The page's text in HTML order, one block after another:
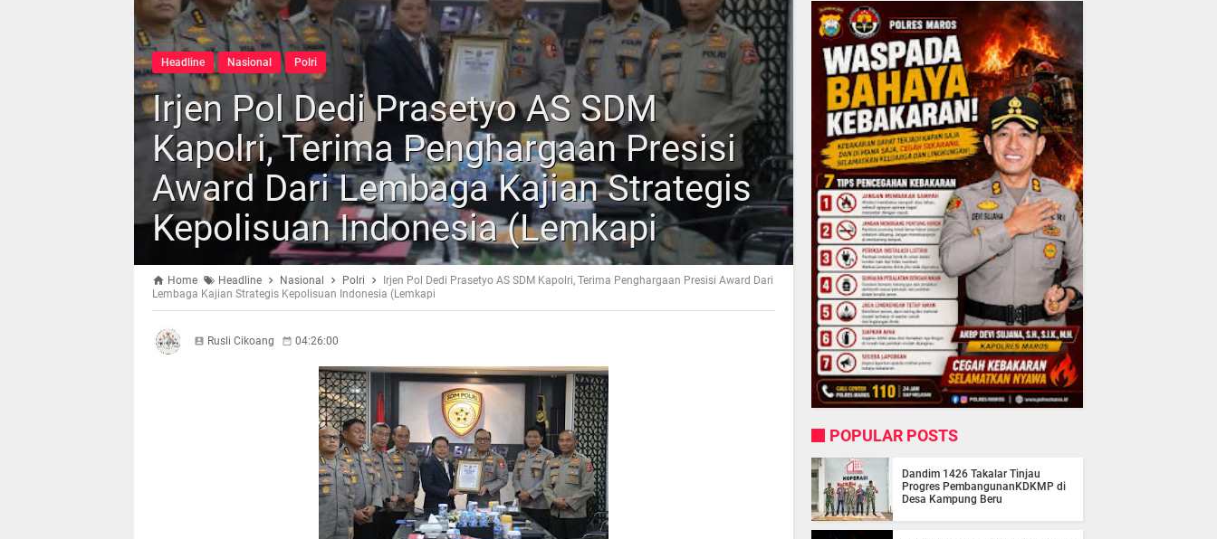
Headline Nasional Polri
Irjen Pol Dedi Prasetyo AS SDM
Kapolri, Terima Penghargaan Presisi
Award Dari Lembaga Kajian Strategis
Kepolisuan Indonesia (Lemkapi
Home Headline Nasional Polri
Irjen Pol Dedi Prasetyo AS SDM Kapolri, Terima Penghargaan Presisi Award Dari
Lembaga Kajian Strategis Kepolisuan Indonesia (Lemkapi
Rusli Cikoang 04:26:00
POPULAR POSTS
Dandim 1426 Takalar Tinjau
Progres PembangunanKDKMP di
Desa Kampung Beru